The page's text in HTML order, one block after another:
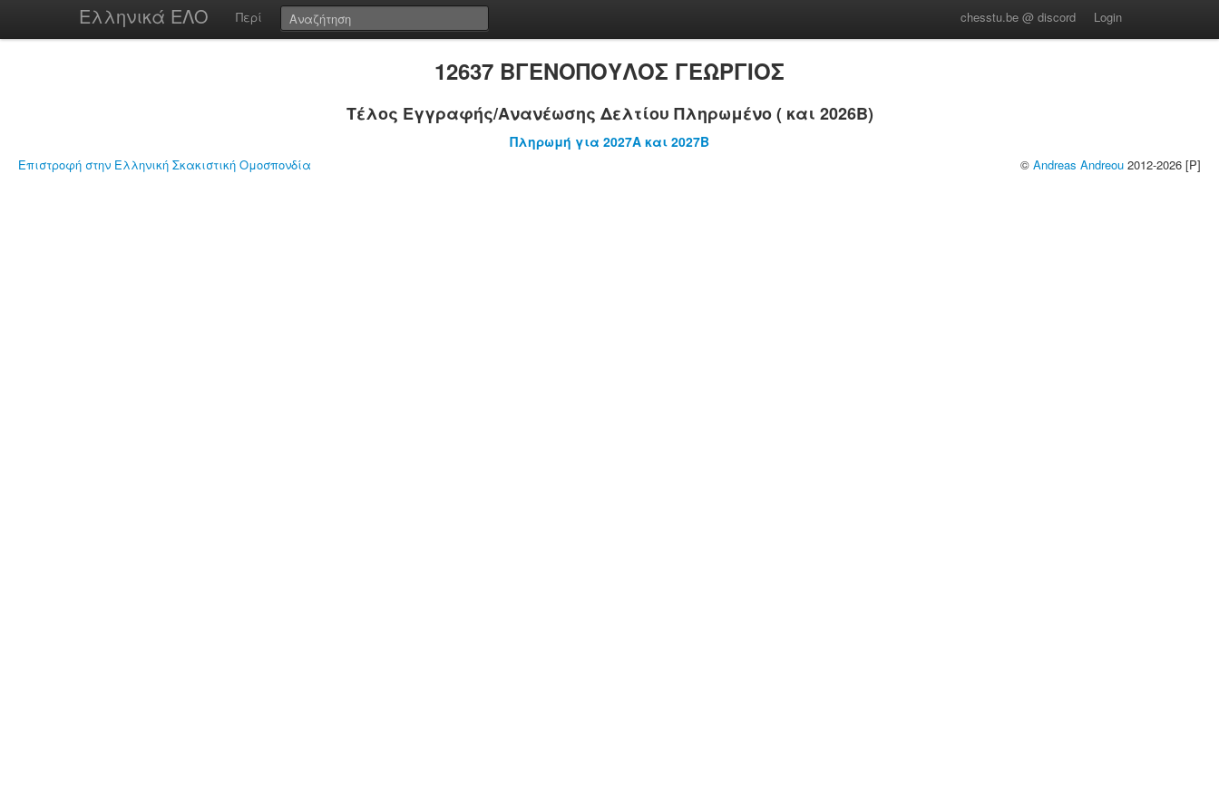
Ελληνικά ΕΛΟ Περί chesstu.be @ discord Login
12637 ΒΓΕΝΟΠΟΥΛΟΣ ΓΕΩΡΓΙΟΣ
Τέλος Εγγραφής/Ανανέωσης Δελτίου Πληρωμένο ( και 2026B)
Πληρωμή για 2027A και 2027B
Επιστροφή στην Ελληνική Σκακιστική Ομοσπονδία © Andreas Andreou 2012-2026 [P]